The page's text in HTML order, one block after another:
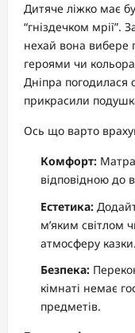
Дитяче ліжко має
“гніздечком мрії”.
нехай вона вибере
героями чи
Дніпра погодилася
прикрасили
Ось що варто
Комфорт:
відповідною до
Естетика:
м’яким світлом
атмосферу казки.
Безпека:
кімнаті немає
предметів.